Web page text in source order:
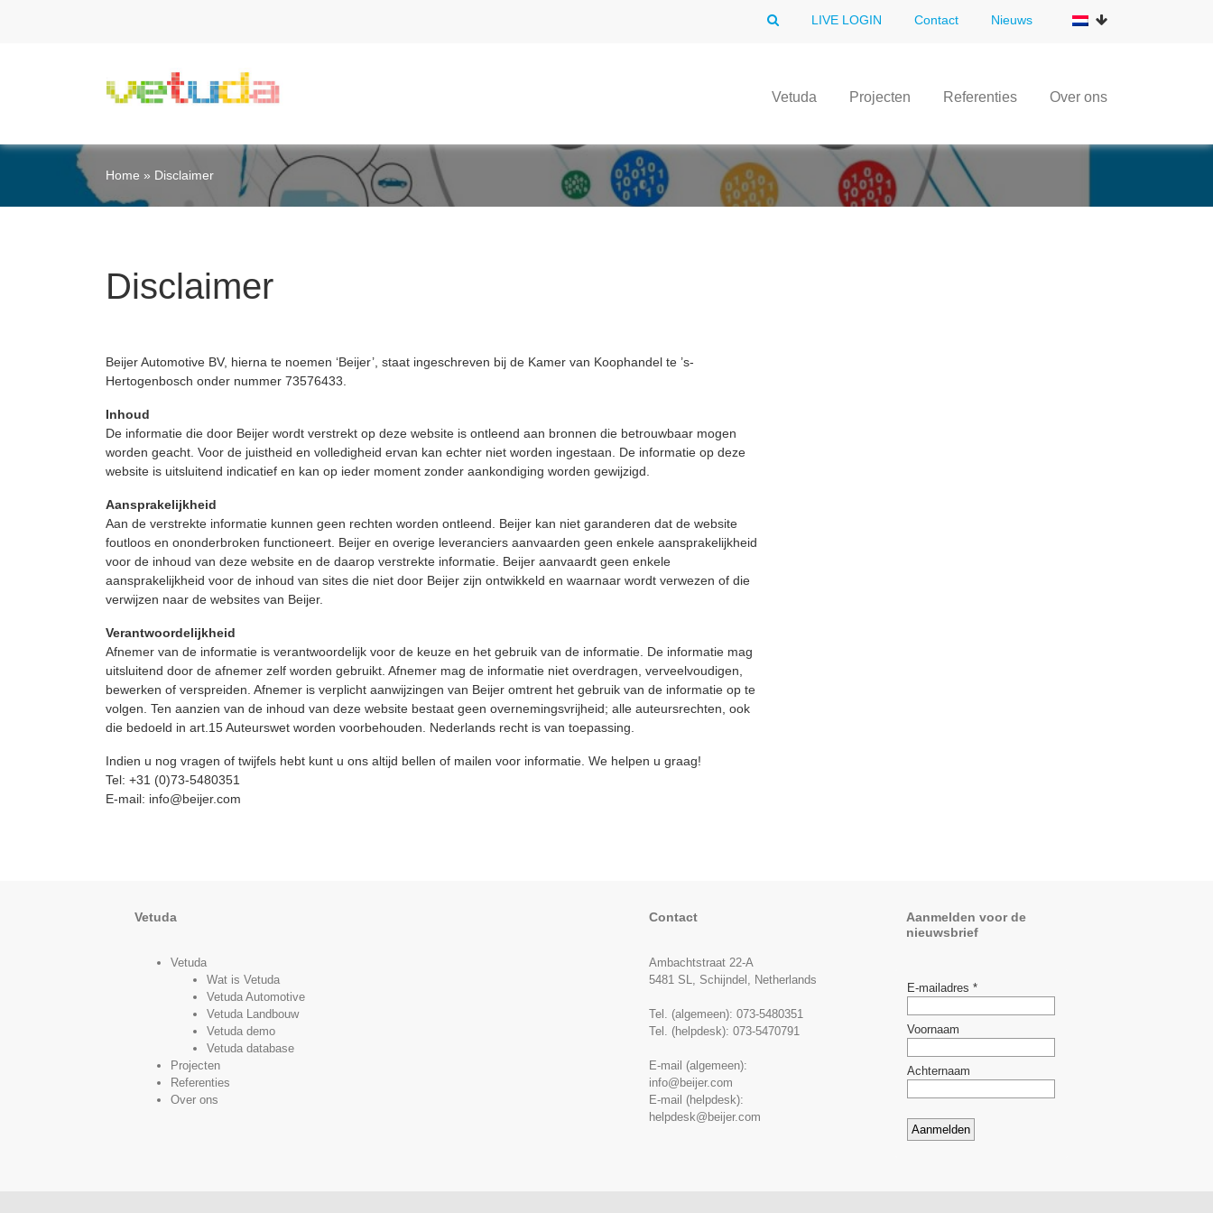
LIVE LOGIN Contact Nieuws
Vetuda Projecten Referenties Over ons
Home » Disclaimer
Disclaimer
Beijer Automotive BV, hierna te noemen ‘Beijer’, staat ingeschreven bij de Kamer van Koophandel te ’s-
Hertogenbosch onder nummer 73576433.
Inhoud
De informatie die door Beijer wordt verstrekt op deze website is ontleend aan bronnen die betrouwbaar mogen
worden geacht. Voor de juistheid en volledigheid ervan kan echter niet worden ingestaan. De informatie op deze
website is uitsluitend indicatief en kan op ieder moment zonder aankondiging worden gewijzigd.
Aansprakelijkheid
Aan de verstrekte informatie kunnen geen rechten worden ontleend. Beijer kan niet garanderen dat de website
foutloos en ononderbroken functioneert. Beijer en overige leveranciers aanvaarden geen enkele aansprakelijkheid
voor de inhoud van deze website en de daarop verstrekte informatie. Beijer aanvaardt geen enkele
aansprakelijkheid voor de inhoud van sites die niet door Beijer zijn ontwikkeld en waarnaar wordt verwezen of die
verwijzen naar de websites van Beijer.
Verantwoordelijkheid
Afnemer van de informatie is verantwoordelijk voor de keuze en het gebruik van de informatie. De informatie mag
uitsluitend door de afnemer zelf worden gebruikt. Afnemer mag de informatie niet overdragen, verveelvoudigen,
bewerken of verspreiden. Afnemer is verplicht aanwijzingen van Beijer omtrent het gebruik van de informatie op te
volgen. Ten aanzien van de inhoud van deze website bestaat geen overnemingsvrijheid; alle auteursrechten, ook
die bedoeld in art.15 Auteurswet worden voorbehouden. Nederlands recht is van toepassing.
Indien u nog vragen of twijfels hebt kunt u ons altijd bellen of mailen voor informatie. We helpen u graag!
Tel: +31 (0)73-5480351
E-mail: info@beijer.com
Vetuda
Vetuda
Wat is Vetuda
Vetuda Automotive
Vetuda Landbouw
Vetuda demo
Vetuda database
Projecten
Referenties
Over ons
Contact
Ambachtstraat 22-A
5481 SL, Schijndel, Netherlands
Tel. (algemeen): 073-5480351
Tel. (helpdesk): 073-5470791
E-mail (algemeen):
info@beijer.com
E-mail (helpdesk):
helpdesk@beijer.com
Aanmelden voor de
nieuwsbrief